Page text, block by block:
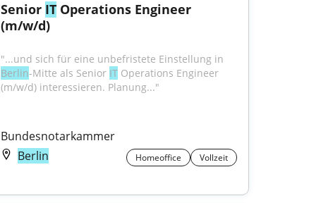
Senior IT Operations Engineer
(m/w/d)
Berlin-Mitte als Senior IT Operations Engineer
(m/w/d) interessieren. Planung..."
Bundesnotarkammer
Berlin
Homeoffice Vollzeit